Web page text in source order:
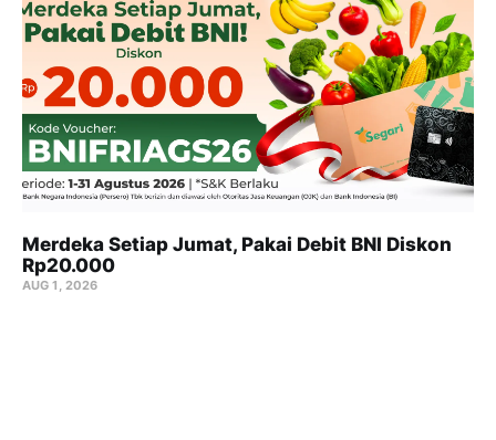
Merdeka Setiap Jumat, Pakai Debit BNI Diskon
Rp20.000
AUG 1, 2026